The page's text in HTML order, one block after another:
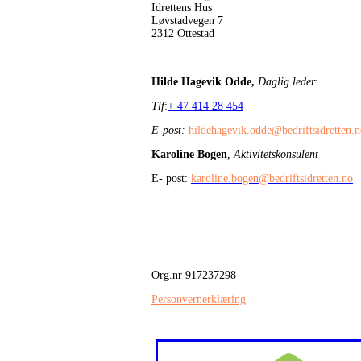
Idrettens Hus
Løvstadvegen 7
2312 Ottestad
Hilde Hagevik Odde, Daglig leder:
Tlf:+ 47 414 28 454
E-post:
Karoline Bogen Aktivitetskonsulent
E- post: karoline.bogen@bedriftsidretten.no
Org.nr 917237298
Personvernerklæring